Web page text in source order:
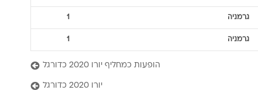
גרמניה 1
גרמניה 1
הופעות כמחליף יורו 2020 כדורגל
יורו 2020 כדורגל